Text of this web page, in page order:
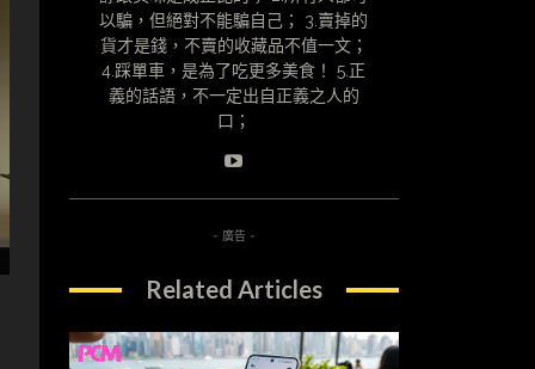
以騙，但絕對不能騙自己； 3.賣掉的
貨才是錢，不賣的收藏品不值一文；
4.踩單車，是為了吃更多美食！ 5.正
義的話語，不一定出自正義之人的
口；
- 廣告 -
Related Articles